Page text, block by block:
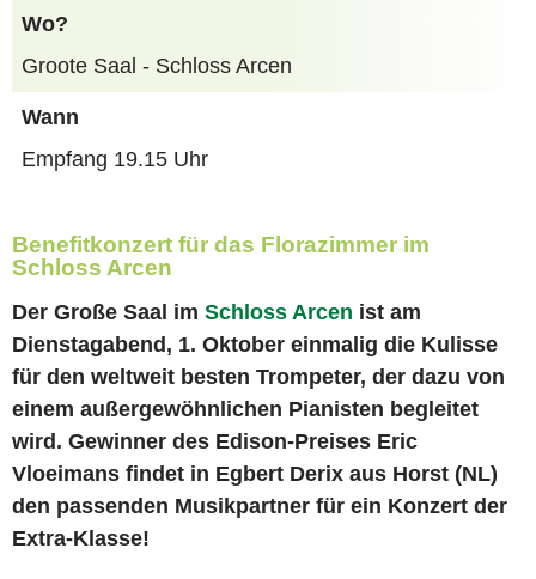
Wo?
Groote Saal - Schloss Arcen
Wann
Empfang 19.15 Uhr
Benefitkonzert für das Florazimmer im
Schloss Arcen
Der Große Saal im Schloss Arcen ist am
Dienstagabend, 1. Oktober einmalig die Kulisse
für den weltweit besten Trompeter, der dazu von
einem außergewöhnlichen Pianisten begleitet
wird. Gewinner des Edison-Preises Eric
Vloeimans findet in Egbert Derix aus Horst (NL)
den passenden Musikpartner für ein Konzert der
Extra-Klasse!